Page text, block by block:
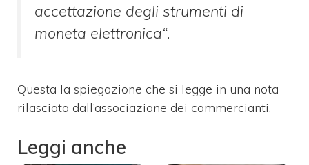
accettazione degli strumenti di
moneta elettronica“.
Questa la spiegazione che si legge in una nota
rilasciata dall’associazione dei commercianti.
Leggi anche